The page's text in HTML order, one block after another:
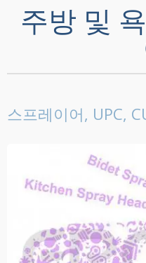
주방 및
스프레이어, UPC,